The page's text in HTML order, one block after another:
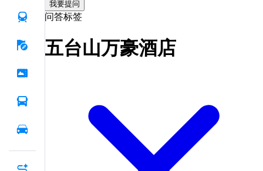
我要提问
问答标签
五台山万豪酒店